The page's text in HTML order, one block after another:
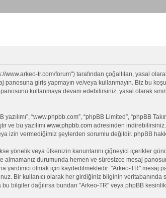
tr.com/forum") tarafından çoğaltılan, yasal
panosuna giriş yapmayın ve/veya kullanmayın. Biz bu
kullanmaya devam edebilirsiniz, yasal olarak
“www.phpbb.com”, “phpBB Limited”, “phpBB
ve bu yazılımı www.phpbb.comadresinden indirebilirsiniz.
izin vermediğimiz şeylerden sorumlu değildir. phpBB
yönelik veya ülkenizin kanunlarını çiğneyici içerikler
durumunda hemen ve süresizce mesaj
yardımcı olmak için kaydedilmektedir. "Arkeo-TR"
Bir kullanıcı olarak her girdiğiniz bilginin
bilgiler dağılırsa bundan "Arkeo-TR" veya phpBB